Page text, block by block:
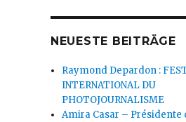
NEUESTE BEITRÄGE
Raymond Depardon :
INTERNATIONAL DU
PHOTOJOURNALISME
Amira Casar – Présidente